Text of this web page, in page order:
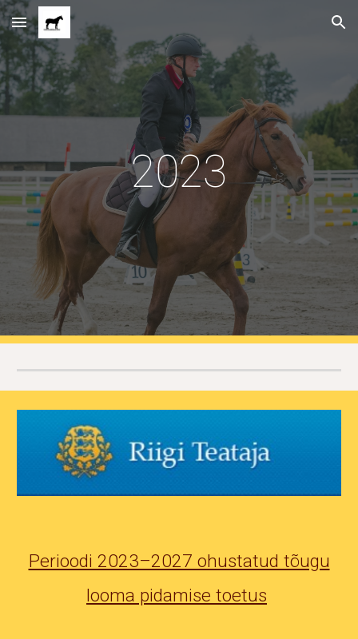
Skip to main content Skip to navigation
2023
Perioodi 2023–2027 ohustatud tõugu
looma pidamise toetus